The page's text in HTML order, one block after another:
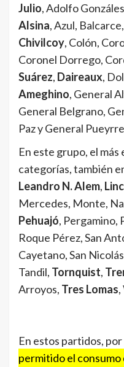
Julio, Adolfo
Alsina, Azul,
Chivilcoy, Colón,
Coronel Dorrego,
Suárez, Daireaux,
Ameghino, General
General Belgrano,
Paz y General
En este grupo, el
categorías, también
Leandro N. Alem,
Mercedes, Monte,
Pehuajó, Pergamino,
Roque Pérez, San
Cayetano, San
Tandil, Tornquist,
Arroyos, Tres Lomas
En estos partidos,
permitido el